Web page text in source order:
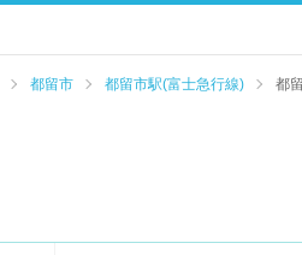
都留市 都留市駅(富士急行線) 都